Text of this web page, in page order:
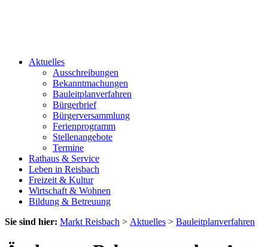
Aktuelles
Ausschreibungen
Bekanntmachungen
Bauleitplanverfahren
Bürgerbrief
Bürgerversammlung
Ferienprogramm
Stellenangebote
Termine
Rathaus & Service
Leben in Reisbach
Freizeit & Kultur
Wirtschaft & Wohnen
Bildung & Betreuung
Sie sind hier: Markt Reisbach > Aktuelles > Bauleitplanverfahren